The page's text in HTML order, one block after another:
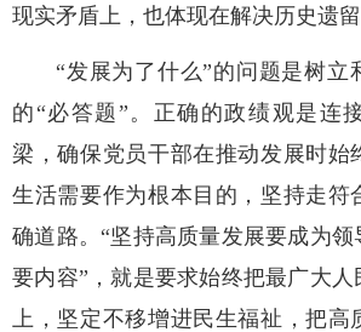
现实矛盾上，也体现在解决历史遗留
“发展为了什么”的问题是树立
的“必答题”。正确的政绩观是连
梁，确保党员干部在推动发展时始
生活需要作为根本目的，坚持走符
确道路。“坚持高质量发展要成为
要内容”，就是要求始终把最广大
上，坚定不移增进民生福祉，把高